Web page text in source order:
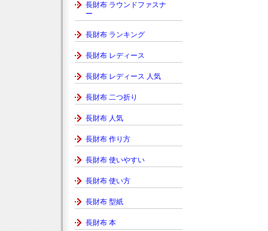
長財布 ラウンドファスナ
ー
長財布 ランキング
長財布 レディース
長財布 レディース 人気
長財布 二つ折り
長財布 人気
長財布 作り方
長財布 使いやすい
長財布 使い方
長財布 型紙
長財布 本